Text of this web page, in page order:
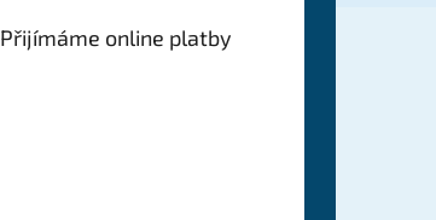
Přijímáme online platby